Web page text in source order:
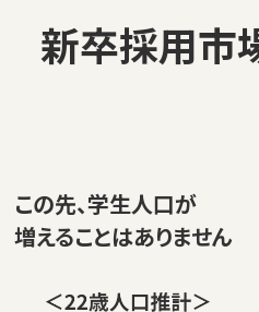
新卒採用市
この先、学生人口が
増えることはありません